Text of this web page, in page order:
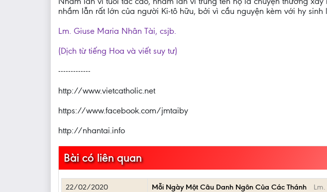
nhầm lẫn rất lớn của người Ki-tô hữu, bởi vì cầu nguyện kèm với hy
Lm. Giuse Maria Nhân Tài, csjb.
(Dịch từ tiếng Hoa và viết suy tư)
-------------
http://www.vietcatholic.net
https://www.facebook.com/jmtaiby
http://nhantai.info
Bài có liên quan
22/02/2020 Mỗi Ngày Một Câu Danh Ngôn Của Các Thánh